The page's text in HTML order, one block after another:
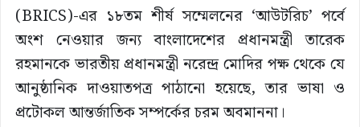
(BRICS)-এর ১৮তম শীর্ষ সম্মেলনের ‘আউটরিচ’ পর্বে
অংশ নেওয়ার জন্য বাংলাদেশের প্রধানমন্ত্রী তারেক
রহমানকে ভারতীয় প্রধানমন্ত্রী নরেন্দ্র মোদির পক্ষ থেকে যে
আনুষ্ঠানিক দাওয়াতপত্র পাঠানো হয়েছে, তার ভাষা ও
প্রটোকল আন্তর্জাতিক সম্পর্কের চরম অবমাননা।